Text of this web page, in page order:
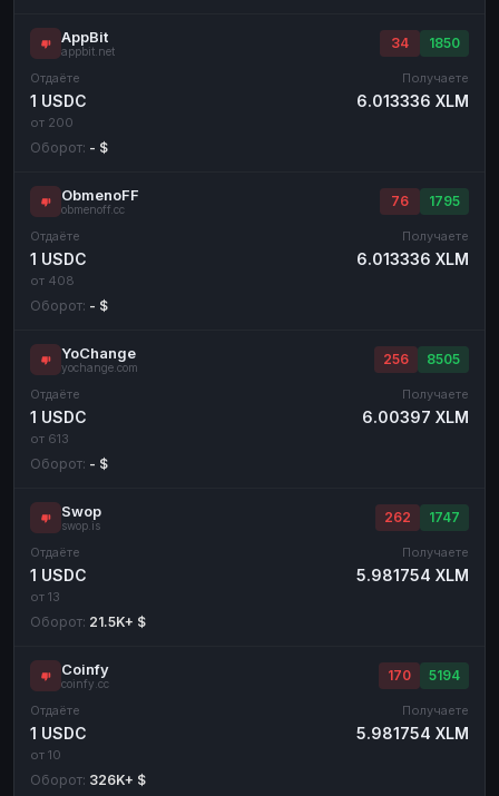
AppBit
appbit.net
34 1850
Отдаёте
1 USDC
от 200
Получаете
6.013336 XLM
Оборот: - $
ObmenoFF
obmenoff.cc
76 1795
Отдаёте
1 USDC
от 408
Получаете
6.013336 XLM
Оборот: - $
YoChange
yochange.com
256 8505
Отдаёте
1 USDC
от 613
Получаете
6.00397 XLM
Оборот: - $
Swop
swop.is
262 1747
Отдаёте
1 USDC
от 13
Получаете
5.981754 XLM
Оборот: 21.5K+ $
Coinfy
coinfy.cc
170 5194
Отдаёте
1 USDC
от 10
Получаете
5.981754 XLM
Оборот: 326K+ $